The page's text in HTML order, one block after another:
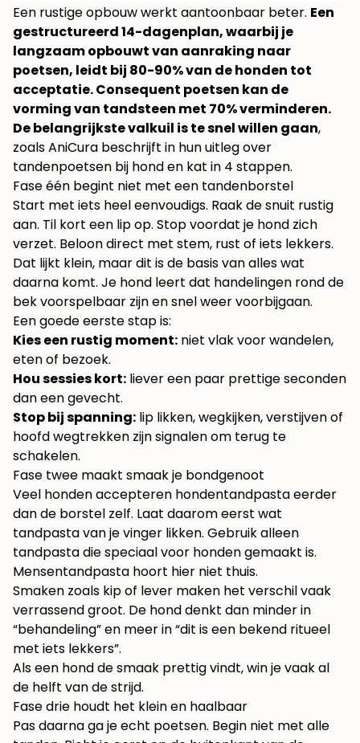
Een rustige opbouw werkt aantoonbaar beter. Een
gestructureerd 14-dagenplan, waarbij je
langzaam opbouwt van aanraking naar
poetsen, leidt bij 80-90% van de honden tot
acceptatie. Consequent poetsen kan de
vorming van tandsteen met 70% verminderen.
De belangrijkste valkuil is te snel willen gaan,
zoals AniCura beschrijft in hun uitleg over
tandenpoetsen bij hond en kat in 4 stappen.
Fase één begint niet met een tandenborstel
Start met iets heel eenvoudigs. Raak de snuit rustig
aan. Til kort een lip op. Stop voordat je hond zich
verzet. Beloon direct met stem, rust of iets lekkers.
Dat lijkt klein, maar dit is de basis van alles wat
daarna komt. Je hond leert dat handelingen rond de
bek voorspelbaar zijn en snel weer voorbijgaan.
Een goede eerste stap is:
Kies een rustig moment: niet vlak voor wandelen,
eten of bezoek.
Hou sessies kort: liever een paar prettige seconden
dan een gevecht.
Stop bij spanning: lip likken, wegkijken, verstijven of
hoofd wegtrekken zijn signalen om terug te
schakelen.
Fase twee maakt smaak je bondgenoot
Veel honden accepteren hondentandpasta eerder
dan de borstel zelf. Laat daarom eerst wat
tandpasta van je vinger likken. Gebruik alleen
tandpasta die speciaal voor honden gemaakt is.
Mensentandpasta hoort hier niet thuis.
Smaken zoals kip of lever maken het verschil vaak
verrassend groot. De hond denkt dan minder in
“behandeling” en meer in “dit is een bekend ritueel
met iets lekkers”.
Als een hond de smaak prettig vindt, win je vaak al
de helft van de strijd.
Fase drie houdt het klein en haalbaar
Pas daarna ga je echt poetsen. Begin niet met alle